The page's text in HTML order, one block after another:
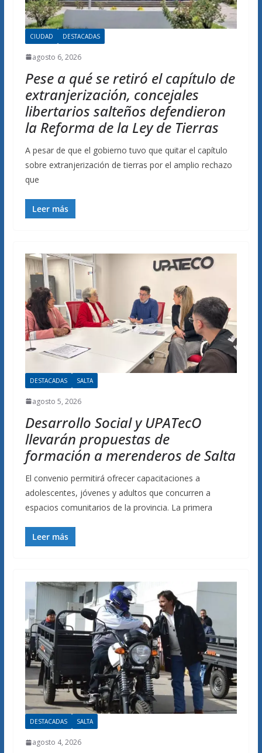
CIUDAD DESTACADAS
agosto 6, 2026
Pese a qué se retiró el capítulo de
extranjerización, concejales
libertarios salteños defendieron
la Reforma de la Ley de Tierras
A pesar de que el gobierno tuvo que quitar el capítulo
sobre extranjerización de tierras por el amplio rechazo
que
Leer más
DESTACADAS SALTA
agosto 5, 2026
Desarrollo Social y UPATecO
llevarán propuestas de
formación a merenderos de Salta
El convenio permitirá ofrecer capacitaciones a
adolescentes, jóvenes y adultos que concurren a
espacios comunitarios de la provincia. La primera
Leer más
DESTACADAS SALTA
agosto 4, 2026